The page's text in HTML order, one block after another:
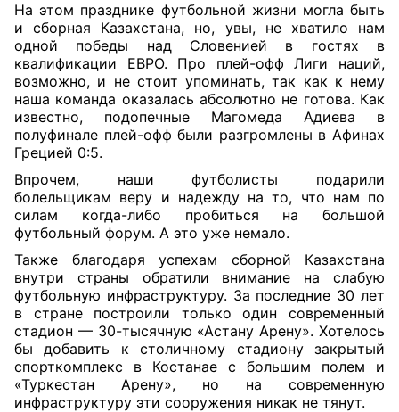
На этом празднике футбольной жизни могла быть
и сборная Казахстана, но, увы, не хватило нам
одной победы над Словенией в гостях в
квалификации ЕВРО. Про плей-офф Лиги наций,
возможно, и не стоит упоминать, так как к нему
наша команда оказалась абсолютно не готова. Как
известно, подопечные Магомеда Адиева в
полуфинале плей-офф были разгромлены в Афинах
Грецией 0:5.
Впрочем, наши футболисты подарили
болельщикам веру и надежду на то, что нам по
силам когда-либо пробиться на большой
футбольный форум. А это уже немало.
Также благодаря успехам сборной Казахстана
внутри страны обратили внимание на слабую
футбольную инфраструктуру. За последние 30 лет
в стране построили только один современный
стадион — 30-тысячную «Астану Арену». Хотелось
бы добавить к столичному стадиону закрытый
спорткомплекс в Костанае с большим полем и
«Туркестан Арену», но на современную
инфраструктуру эти сооружения никак не тянут.